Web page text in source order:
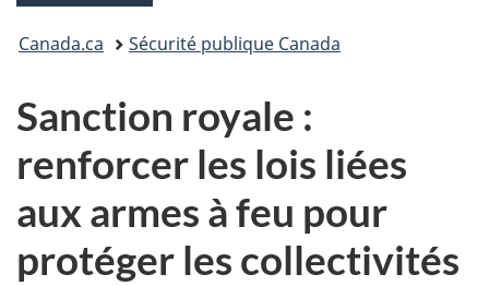
Vous
ici :
Canada.ca Sécurité publique Canada
Sanction royale :
renforcer les lois liées
aux armes à feu pour
protéger les collectivités